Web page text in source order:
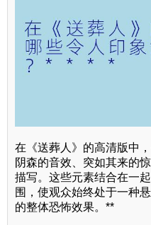
在《送葬人》的高清版中
阴森的音效、突如其来的
描写。这些元素结合在一
围，使观众始终处于一种
的整体恐怖效果。**